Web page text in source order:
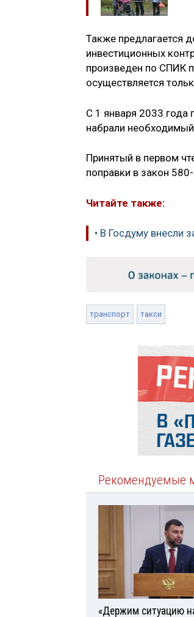
Также предлагается
инвестиционных
произведен по СПИК
осуществляется
С 1 января 2033 года
набрали
Принятый в первом
поправки в закон
Читайте также:
• В Госдуму внесли
транспорт такси
Рекомендуемые
«Держим ситуацию